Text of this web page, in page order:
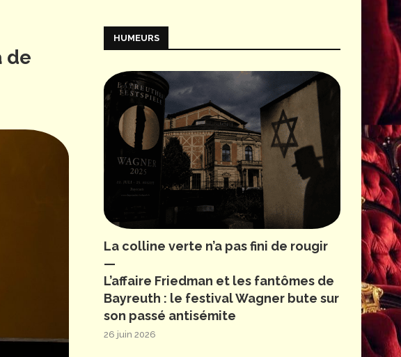
de
HUMEURS
La colline verte n’a pas fini de rougir
—
L’affaire Friedman et les fantômes de
Bayreuth : le festival Wagner bute sur
son passé antisémite
26 juin 2026